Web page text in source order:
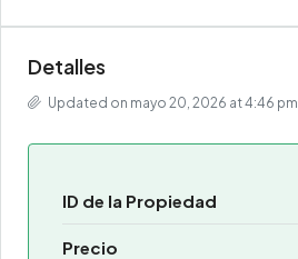
Detalles
Updated on mayo 20, 2026 at 4:46 pm
ID de la Propiedad
Precio